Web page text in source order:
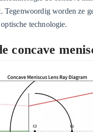
worden ze
technologie.
concave